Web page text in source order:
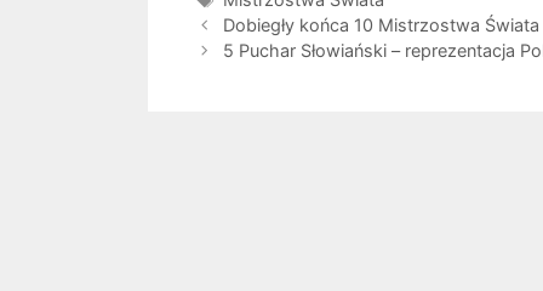
Dobiegły końca 10 Mistrzostwa Świata
5 Puchar Słowiański – reprezentacja